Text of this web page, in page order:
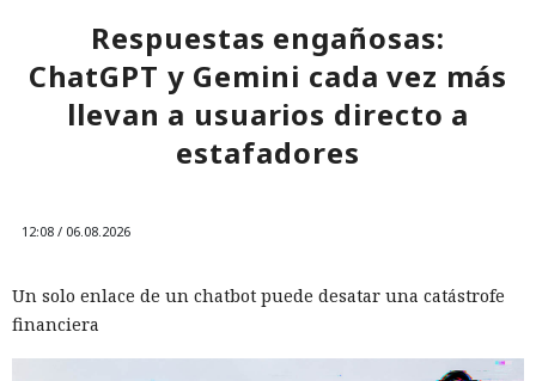
Respuestas engañosas:
ChatGPT y Gemini cada vez más
llevan a usuarios directo a
estafadores
12:08 / 06.08.2026
Un solo enlace de un chatbot puede desatar una catástrofe
financiera